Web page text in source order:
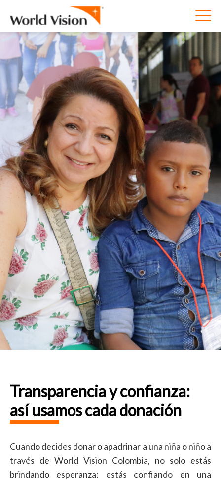
Transparencia y confianza:
así usamos cada donación
Cuando decides donar o apadrinar a una niña o niño a
través de World Vision Colombia, no solo estás
brindando esperanza: estás confiando en una